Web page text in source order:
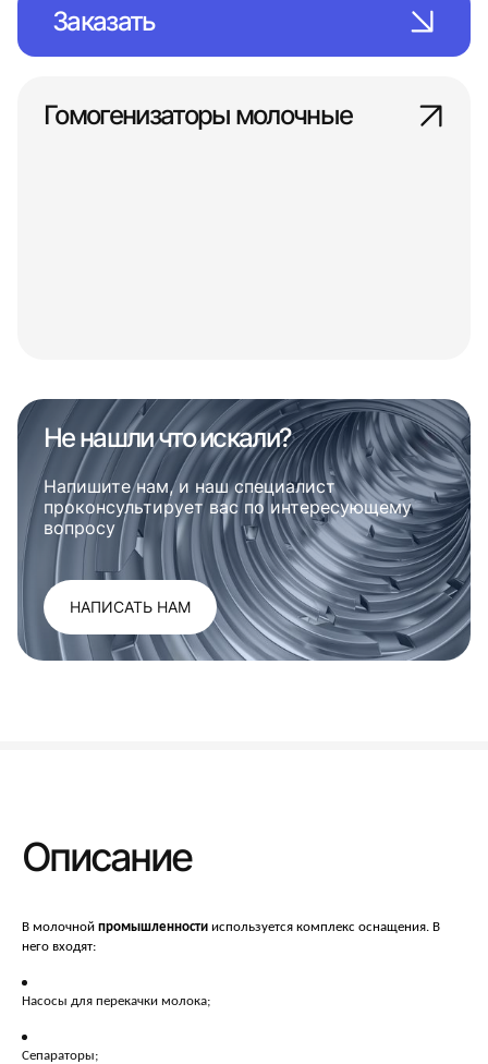
Заказать
Гомогенизаторы молочные
Не нашли что искали?
Напишите нам, и наш специалист
проконсультирует вас по интересующему
вопросу
НАПИСАТЬ НАМ
Описание
В молочной промышленности используется комплекс оснащения. В
него входят:
Насосы для перекачки молока;
Сепараторы;